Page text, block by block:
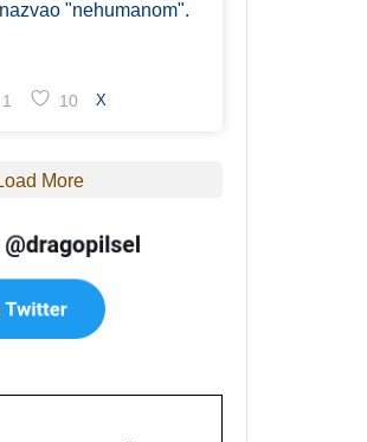
"nehumanom".
1 10 X
More